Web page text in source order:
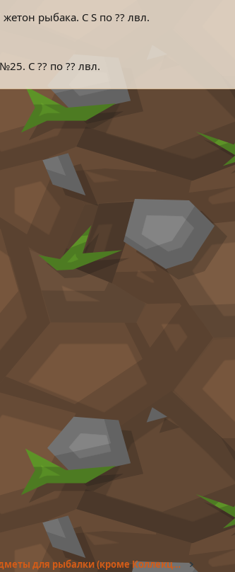
рыбака. С S по ?? лвл.
С ?? по ?? лвл.
Предметы для рыбалки (кроме Коллекций)